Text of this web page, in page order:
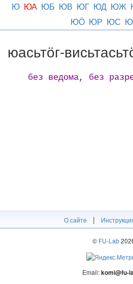
Ю ЮА ЮБ ЮВ ЮГ ЮД ЮЖ
ЮӦ ЮР ЮС
юасьтӧг-
без ведома, без
О сайте |
© FU-Lab
Email:komi@fu-